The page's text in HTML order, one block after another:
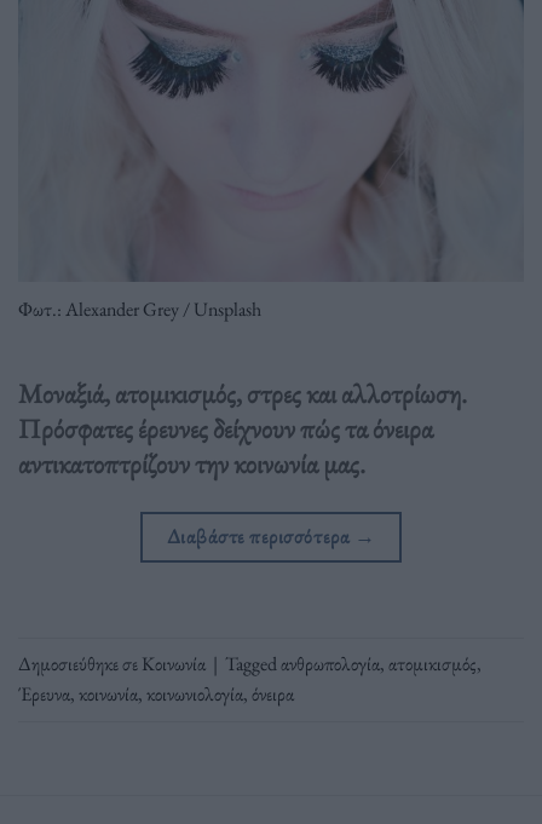
Φωτ.: Alexander Grey / Unsplash
Μοναξιά, ατομικισμός, στρες και αλλοτρίωση.
Πρόσφατες έρευνες δείχνουν πώς τα όνειρα
αντικατοπτρίζουν την κοινωνία μας.
Διαβάστε περισσότερα →
Δημοσιεύθηκε σεΚοινωνία | Taggedανθρωπολογία,ατομικισμός,
Έρευνα,κοινωνία,κοινωνιολογία,όνειρα